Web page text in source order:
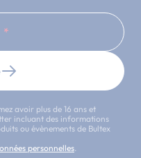
avoir plus de 16 ans et
incluant des informations
ou évènements de Bultex
personnelles.